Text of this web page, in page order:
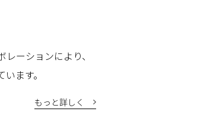
ーションにより、
ます。
もっと詳しく